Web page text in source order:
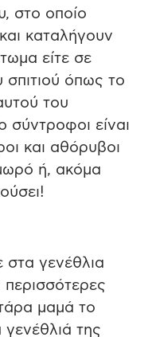
στο οποίο
καταλήγουν
είτε σε
όπως το
του
σύντροφοι είναι
και αθόρυβοι
ή, ακόμα
γενέθλια
περισσότερες
μαμά το
της